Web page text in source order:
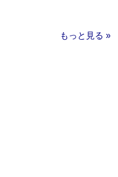
もっと見る »